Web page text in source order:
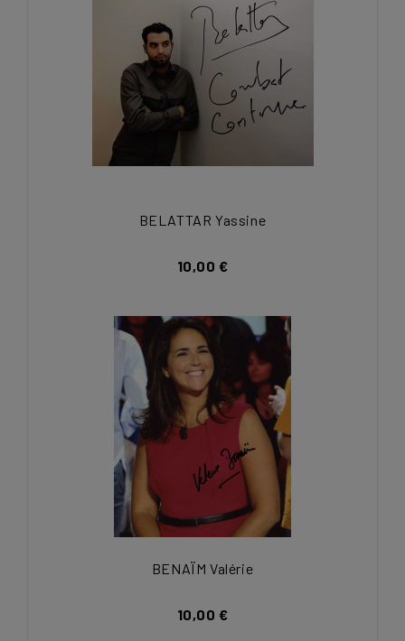
BELATTAR Yassine
10,00 €
BENAÏM Valérie
10,00 €